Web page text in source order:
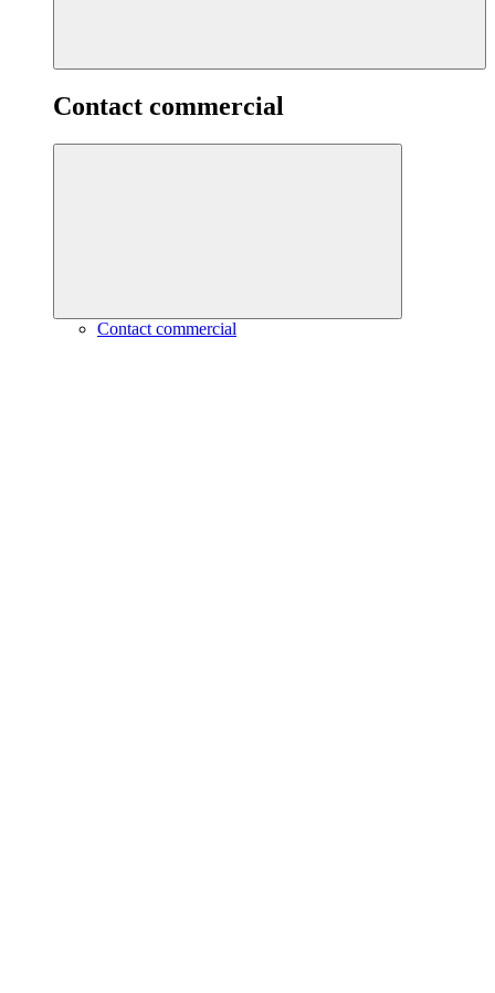
Contact commercial
Contact commercial